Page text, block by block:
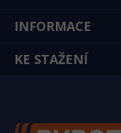
INFORMACE
KE STAŽENÍ